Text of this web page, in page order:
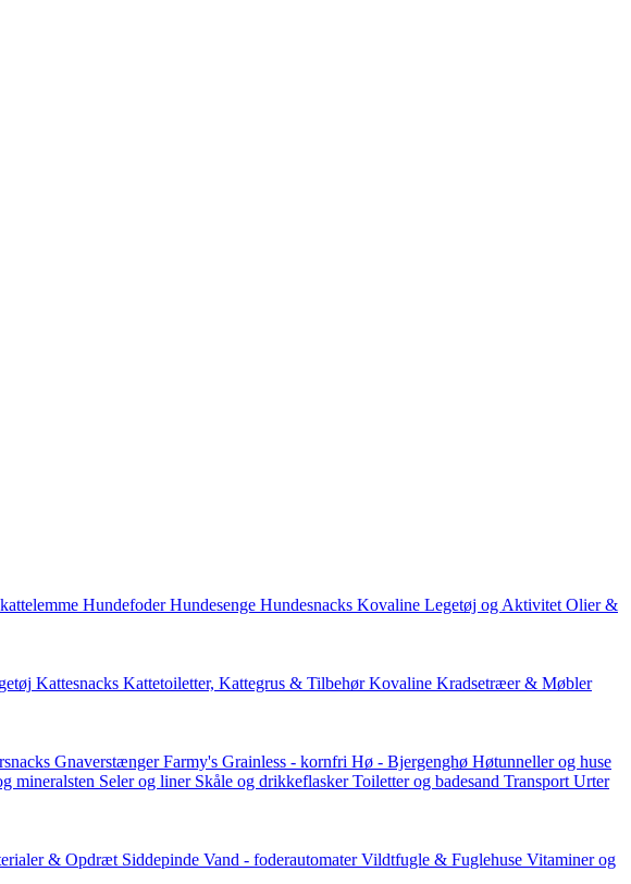
Hundefoder Hundesenge Hundesnacks Kovaline Legetøj og Aktivitet Olier &
Kattesnacks Kattetoiletter, Kattegrus & Tilbehør Kovaline Kradsetræer & Møbler
Gnaverstænger Farmy's Grainless - kornfri Hø - Bjergenghø Høtunneller og huse
mineralsten Seler og liner Skåle og drikkeflasker Toiletter og badesand Transport Urter
& Opdræt Siddepinde Vand - foderautomater Vildtfugle & Fuglehuse Vitaminer og